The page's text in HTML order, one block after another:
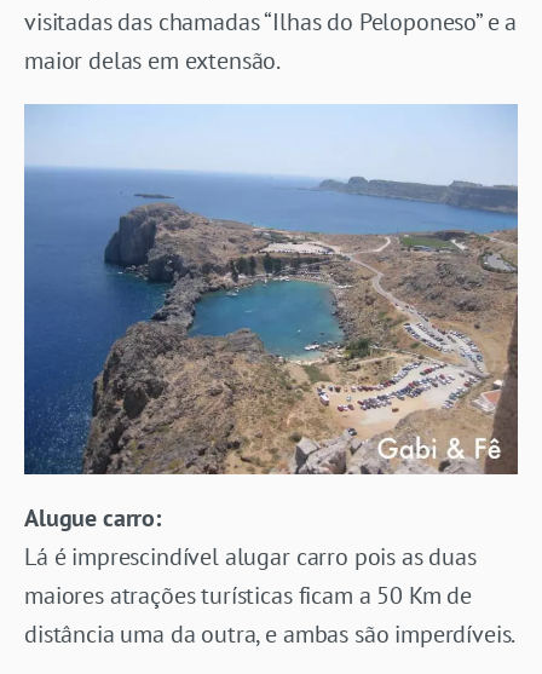
visitadas das chamadas “Ilhas do Peloponeso” e a
maior delas em extensão.
Alugue carro:
Lá é imprescindível alugar carro pois as duas
maiores atrações turísticas ficam a 50 Km de
distância uma da outra, e ambas são imperdíveis.